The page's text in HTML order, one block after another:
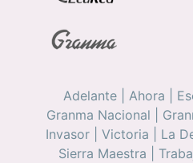
Adelante Ahora
Granma Nacional
Invasor
Victoria La
Sierra Maestra